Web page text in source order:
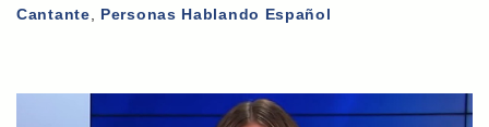
Cantante
Personas Hablando Español